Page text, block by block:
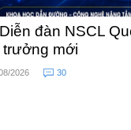
đàn NSCL
trưởng mới
2026 30